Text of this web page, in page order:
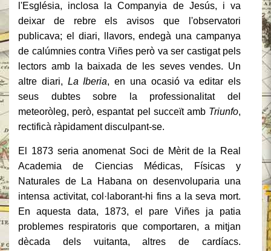
l'Església, inclosa la Companyia de Jesús, i va
deixar de rebre els avisos que l'observatori
publicava; el diari, llavors, endegà una campanya
de calúmnies contra Viñes però va ser castigat pels
lectors amb la baixada de les seves vendes. Un
altre diari, La Iberia, en una ocasió va editar els
seus dubtes sobre la professionalitat del
meteoròleg, però, espantat pel succeït amb Triunfo,
rectificà ràpidament disculpant-se.
El 1873 seria anomenat Soci de Mèrit de la Real
Academia de Ciencias Médicas, Físicas y
Naturales de La Habana on desenvoluparia una
intensa activitat, col·laborant-hi fins a la seva mort.
En aquesta data, 1873, el pare Viñes ja patia
problemes respiratoris que comportaren, a mitjan
dècada dels vuitanta, altres de cardíacs.